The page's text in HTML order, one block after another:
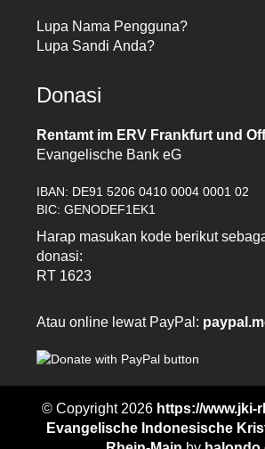
Lupa Nama Pengguna?
Lupa Sandi Anda?
Donasi
Rentamt im ERV Frankfurt und
Evangelische Bank eG
IBAN: DE91 5206 0410 0004 0001 02
BIC: GENODEF1EK1
Harap masukan kode berikut
donasi:
RT 1623
Atau online lewat PayPal:
© Copyright 2026 https://www.jki-
Evangelische Indonesische